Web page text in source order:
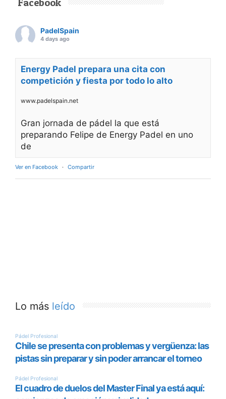
Facebook
PadelSpain
4 days ago
Energy Padel prepara una cita con
competición y fiesta por todo lo alto
www.padelspain.net
Gran jornada de pádel la que está
preparando Felipe de Energy Padel en uno
de
Ver en Facebook · Compartir
Lo más leído